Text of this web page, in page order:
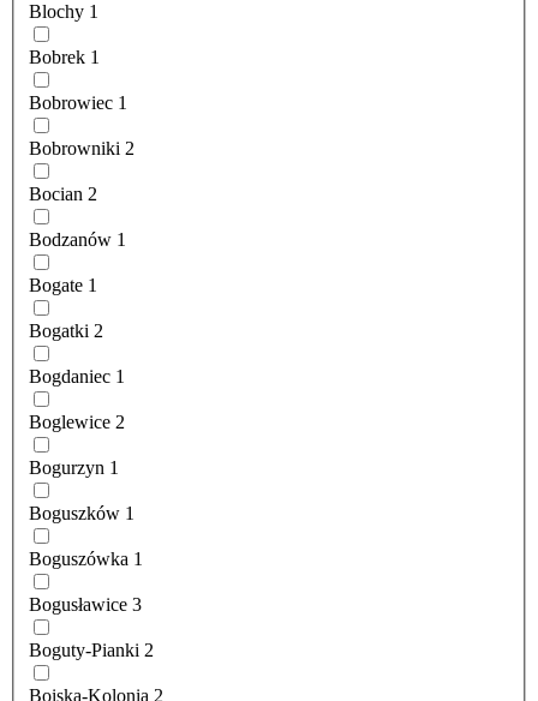
Blochy 1
Bobrek 1
Bobrowiec 1
Bobrowniki 2
Bocian 2
Bodzanów 1
Bogate 1
Bogatki 2
Bogdaniec 1
Boglewice 2
Bogurzyn 1
Boguszków 1
Boguszówka 1
Bogusławice 3
Boguty-Pianki 2
Boiska-Kolonia 2